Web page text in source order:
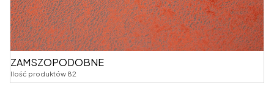
ZAMSZOPODOBNE
Ilość produktów 82